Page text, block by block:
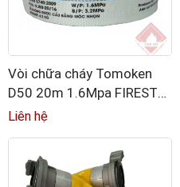
Vòi chữa cháy Tomoken
D50 20m 1.6Mpa FIREST
kèm khớp nối GOST
Liên hệ